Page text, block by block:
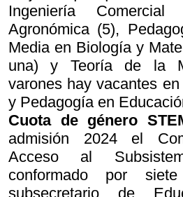
Ingeniería Comercial
Agronómica (5),
Media en Biología y
una) y Teoría de la
varones hay vacantes
y Pedagogía en
Cuota de género
admisión 2024 el
Acceso al
conformado por
subsecretario de